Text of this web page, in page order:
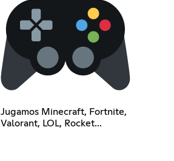
Jugamos Minecraft, Fortnite,
Valorant, LOL, Rocket...